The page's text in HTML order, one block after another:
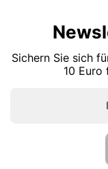
Sichern Sie sich
10 Euro